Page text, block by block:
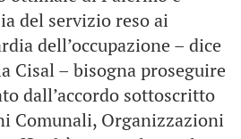
del servizio reso ai
dell’occupazione – dice
Cisal – bisogna proseguire
dall’accordo sottoscritto
Comunali, Organizzazioni